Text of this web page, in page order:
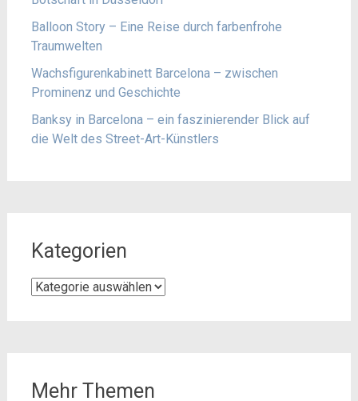
Balloon Story – Eine Reise durch farbenfrohe
Traumwelten
Wachsfigurenkabinett Barcelona – zwischen
Prominenz und Geschichte
Banksy in Barcelona – ein faszinierender Blick auf
die Welt des Street-Art-Künstlers
Kategorien
Kategorien
Mehr Themen